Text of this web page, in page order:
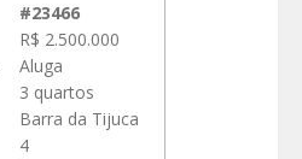
#23466
R$ 2.500.000
Aluga
3 quartos
Barra da Tijuca
4